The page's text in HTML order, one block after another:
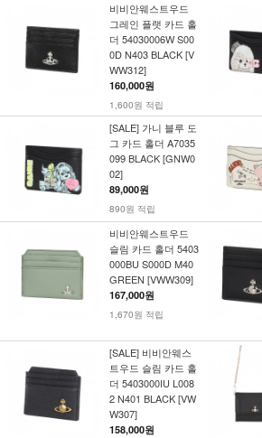
비비안웨스트우드
그레인 플랫 카드 홀
더 54030006W S00
0D N403 BLACK [V
WW312]
160,000원
1,600원 적립
[SALE] 가니 블루 도
그 카드 홀더 A7035
099 BLACK [GNW0
02]
89,000원
890원 적립
비비안웨스트우드
슬림 카드 홀더 5403
000BU S000D M40
GREEN [VWW309]
167,000원
1,670원 적립
[SALE] 비비안웨스
트우드 슬림 카드 홀
더 5403000IU L008
2 N401 BLACK [VW
W307]
158,000원